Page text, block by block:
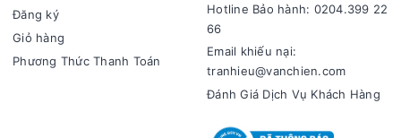
Đăng ký
Giỏ hàng
Phương Thức Thanh Toán
Hotline Bảo hành: 0204.399 22
66
Email khiếu nại:
tranhieu@vanchien.com
Đánh Giá Dịch Vụ Khách Hàng